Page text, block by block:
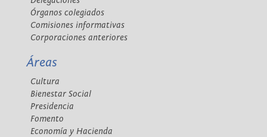
Órganos colegiados
Comisiones informativas
Corporaciones anteriores
Áreas
Cultura
Bienestar Social
Presidencia
Fomento
Economía y Hacienda